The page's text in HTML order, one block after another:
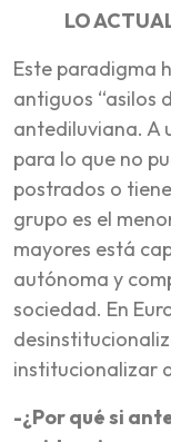
LO
Este paradigma
antiguos “asilos
antediluviana. A
para lo que no
postrados o
grupo es el
mayores está
autónoma y
sociedad. En
institucionalizar
-¿Por qué si